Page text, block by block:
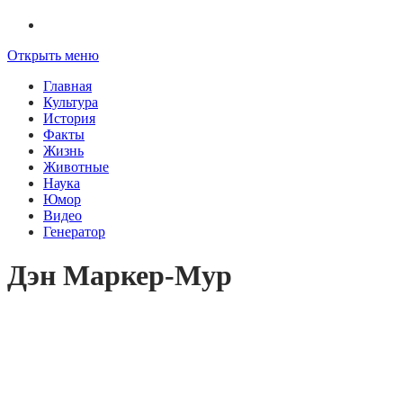
Открыть меню
Главная
Культура
История
Факты
Жизнь
Животные
Наука
Юмор
Видео
Генератор
Дэн Маркер-Мур